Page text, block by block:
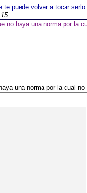
te puede volver a tocar
no haya una norma por la